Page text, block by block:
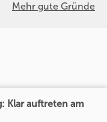
Mehr gute Gründe
Klar auftreten am